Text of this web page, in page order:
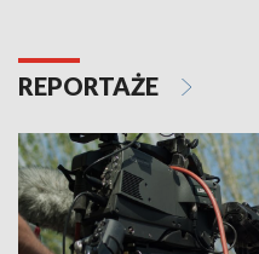
REPORTAŻE